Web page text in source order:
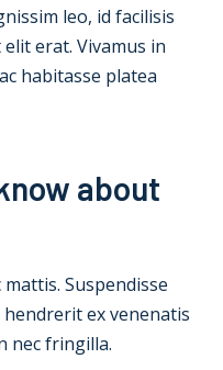
leo, id facilisis
erat. Vivamus in
habitasse platea
about
Suspendisse
ex venenatis
nec fringilla.